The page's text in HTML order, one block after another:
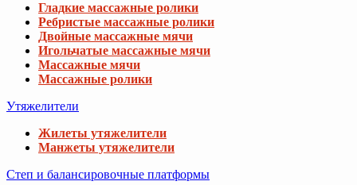
Гладкие массажные ролики
Ребристые массажные ролики
Двойные массажные мячи
Игольчатые массажные мячи
Массажные мячи
Массажные ролики
Утяжелители
Жилеты утяжелители
Манжеты утяжелители
Степ и балансировочные платформы